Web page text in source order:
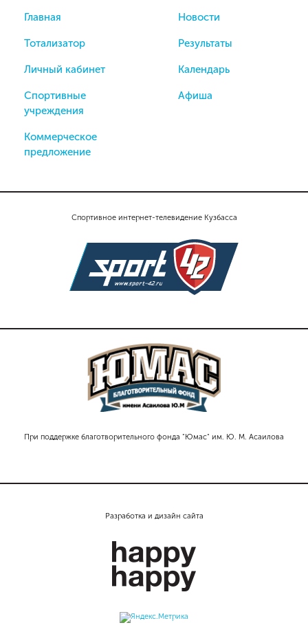
Спортивное интернет-телевидение Кузбасса
При поддержке благотворительного фонда "Юмас" им. Ю. М. Асаилова
Главная
Тотализатор
Личный кабинет
Спортивные
учреждения
Коммерческое
предложение
Новости
Результаты
Календарь
Афиша
Разработка и дизайн сайта